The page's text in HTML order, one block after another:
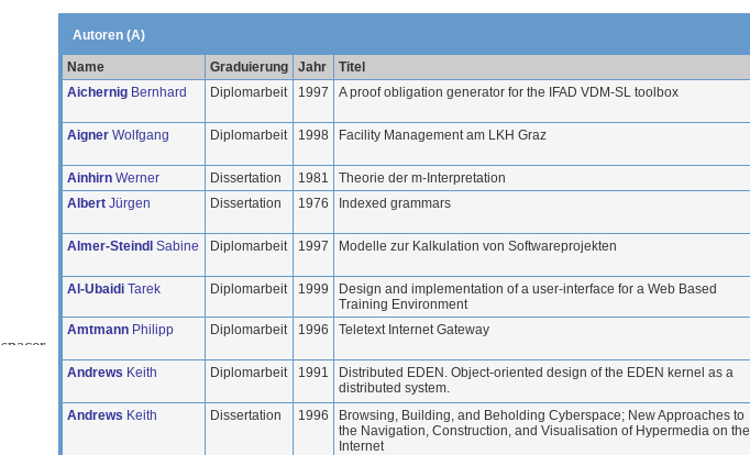
Autoren (A)
Name Graduierung Jahr Titel
Aichernig Bernhard Diplomarbeit 1997 A proof obligation generator for the IFAD VDM-SL toolbox
Aigner Wolfgang Diplomarbeit 1998 Facility Management am LKH Graz
Ainhirn Werner Dissertation 1981
Theorie der m-Interpretation
Albert Jürgen Dissertation 1976 Indexed grammars
Almer-Steindl Sabine Diplomarbeit 1997 Modelle zur Kalkulation von Softwareprojekten
Al-Ubaidi Tarek Diplomarbeit 1999
Design and implementation of a user-interface for a Web Based
Training Environment
Amtmann Philipp Diplomarbeit 1996 Teletext Internet Gateway
Andrews Keith Diplomarbeit 1991
Distributed EDEN. Object-oriented design of the EDEN kernel as a
distributed system.
Andrews Keith Dissertation 1996
Browsing, Building, and Beholding Cyberspace; New Approaches to
the Navigation, Construction, and Visualisation of Hypermedia on the
Internet